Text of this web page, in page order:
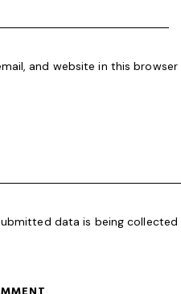
and website in this
data is beingcollected